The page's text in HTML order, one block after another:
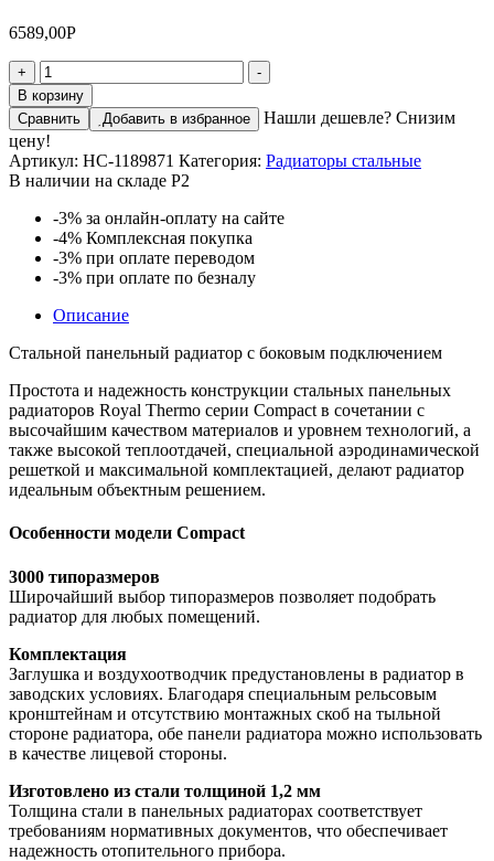
6589,00Р
+
Количество
товара
Радиатор
панельный
Royal
Thermo
COMPACT
C22-
500-
700
RAL9016
-
В корзину
Сравнить
Добавить в избранное
Нашли дешевле? Снизим
цену!
Артикул: НС-1189871 Категория: Радиаторы стальные
В наличии на складе Р2
-3% за онлайн-оплату на сайте
-4% Комплексная покупка
-3% при оплате переводом
-3% при оплате по безналу
Описание
Стальной панельный радиатор с боковым подключением
Простота и надежность конструкции стальных панельных
радиаторов Royal Thermo серии Compact в сочетании с
высочайшим качеством материалов и уровнем технологий, а
также высокой теплоотдачей, специальной аэродинамической
решеткой и максимальной комплектацией, делают радиатор
идеальным объектным решением.
Особенности модели Compact
3000 типоразмеров
Широчайший выбор типоразмеров позволяет подобрать
радиатор для любых помещений.
Комплектация
Заглушка и воздухоотводчик предустановлены в радиатор в
заводских условиях. Благодаря специальным рельсовым
кронштейнам и отсутствию монтажных скоб на тыльной
стороне радиатора, обе панели радиатора можно использовать
в качестве лицевой стороны.
Изготовлено из стали толщиной 1,2 мм
Толщина стали в панельных радиаторах соответствует
требованиям нормативных документов, что обеспечивает
надежность отопительного прибора.